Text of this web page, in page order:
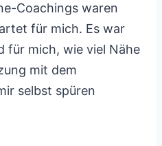
Coachings waren
für mich. Es war
für mich, wie viel Nähe
mit dem
selbst spüren